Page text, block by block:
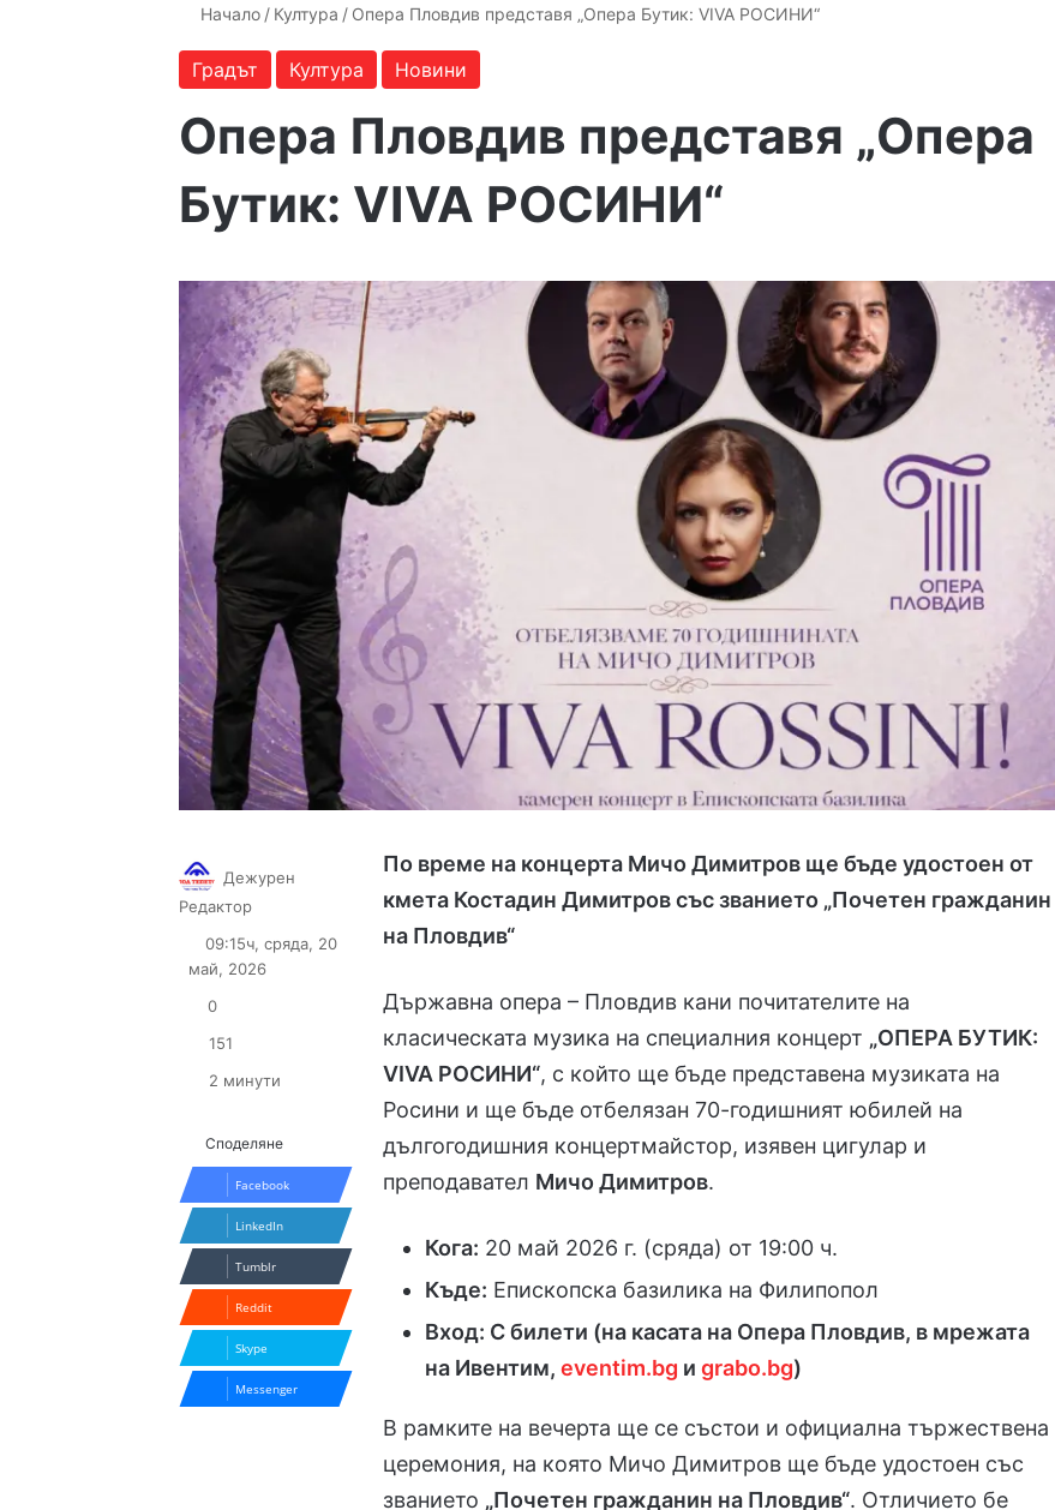
Начало / Култура / Опера Пловдив представя „Опера Бутик: VIVA РОСИНИ“
Градът Култура Новини
Опера Пловдив представя „Опера
Бутик: VIVA РОСИНИ“
По време на концерта Мичо Димитров ще бъде удостоен от
кмета Костадин Димитров със званието „Почетен гражданин
на Пловдив“
Държавна опера – Пловдив кани почитателите на
класическата музика на специалния концерт „ОПЕРА БУТИК:
VIVA РОСИНИ“, с който ще бъде представена музиката на
Росини и ще бъде отбелязан 70-годишният юбилей на
дългогодишния концертмайстор, изявен цигулар и
преподавател Мичо Димитров.
Кога: 20 май 2026 г. (сряда) от 19:00 ч.
Къде: Епископска базилика на Филипопол
Вход: С билети (на касата на Опера Пловдив, в мрежата
на Ивентим,eventim.bg иgrabo.bg)
В рамките на вечерта ще се състои и официална тържествена
церемония, на която Мичо Димитров ще бъде удостоен със
званието „Почетен гражданин на Пловдив“. Отличието бе
Дежурен
Редактор
X email
09:15ч, сряда, 20
май, 2026
0
151
2 минути
Споделяне
Facebook
LinkedIn
Tumblr
Reddit
Skype
Messenger